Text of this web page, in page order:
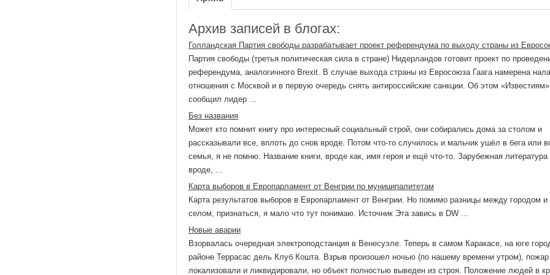
Архив записей в блогах:
Голландская Партия свободы разрабатывает проект референдума по выходу страны из
Партия свободы (третья политическая сила в стране) Нидерландов готовит проект по
референдума, аналогичного Brexit. В случае выхода страны из Евросоюза Гаага намерена
отношения с Москвой и в первую очередь снять антироссийские санкции. Об этом «Известиям»
сообщил лидер ...
Без названия
Может кто помнит книгу про интересный социальный строй, они собирались дома за столом и
рассказывали все, вплоть до снов вроде. Потом что-то случилось и мальчик ушёл в бега или
семья, я не помню. Название книги, вроде как, имя героя и ещё что-то. Зарубежная литература
вроде, ...
Карта выборов в Европарламент от Венгрии по муниципалитетам
Карта результатов выборов в Европарламент от Венгрии. Но помимо разницы между городом и
селом, признаться, я мало что тут понимаю. Источник Эта завись в DW ...
Новые аварии
Взорвалась очередная электроподстанция в Венесуэле. Теперь в самом Каракасе, на юге
районе Террасас дель Клуб Кошта. Взрыв произошел ночью (по нашему времени утром), пожар
локализовали и ликвидировали, но объект полностью выведен из строя. Положение людей в